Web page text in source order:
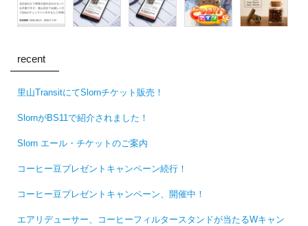
recent
里山TransitにてSlornチケット販売！
SlornがBS11で紹介されました！
Slorn エール・チケットのご案内
コーヒー豆プレゼントキャンペーン続行！
コーヒー豆プレゼントキャンペーン、開催中！
エアリデューサー、コーヒーフィルタースタンドが当たるWキャン